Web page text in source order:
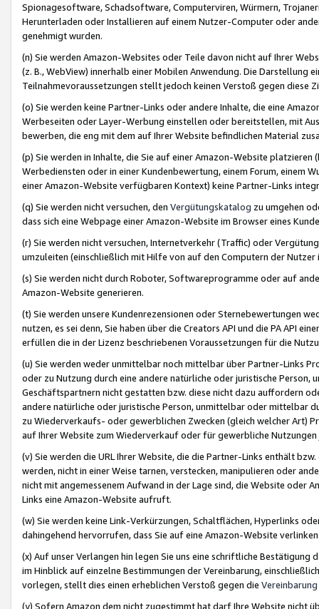
Spionagesoftware, Schadsoftware, Computerviren, Würmern,
Herunterladen oder Installieren auf einem Nutzer-Computer oder
genehmigt wurden.
(n) Sie werden Amazon-Websites oder Teile davon nicht auf Ihrer
(z. B., WebView) innerhalb einer Mobilen Anwendung. Die Darstellung
Teilnahmevoraussetzungen stellt jedoch keinen Verstoß gegen diese
(o) Sie werden keine Partner-Links oder andere Inhalte, die eine
Werbeseiten oder Layer-Werbung einstellen oder bereitstellen, mit
bewerben, die eng mit dem auf Ihrer Website befindlichen Material
(p) Sie werden in Inhalte, die Sie auf einer Amazon-Website
Werbediensten oder in einer Kundenbewertung, einem Forum, einem
einer Amazon-Website verfügbaren Kontext) keine Partner-Links
(q) Sie werden nicht versuchen, den Vergütungskatalog zu umgehen
dass sich eine Webpage einer Amazon-Website im Browser eines
(r) Sie werden nicht versuchen, Internetverkehr (Traffic) oder
umzuleiten (einschließlich mit Hilfe von auf den Computern der
(s) Sie werden nicht durch Roboter, Softwareprogramme oder auf
Amazon-Website generieren.
(t) Sie werden unsere Kundenrezensionen oder Sternebewertungen
nutzen, es sei denn, Sie haben über die Creators API und die PA API
erfüllen die in der Lizenz beschriebenen Voraussetzungen für die
(u) Sie werden weder unmittelbar noch mittelbar über Partner-Links
oder zu Nutzung durch eine andere natürliche oder juristische
Geschäftspartnern nicht gestatten bzw. diese nicht dazu auffordern
andere natürliche oder juristische Person, unmittelbar oder mittelbar
zu Wiederverkaufs- oder gewerblichen Zwecken (gleich welcher Art)
auf Ihrer Website zum Wiederverkauf oder für gewerbliche
(v) Sie werden die URL Ihrer Website, die die Partner-Links enthält
werden, nicht in einer Weise tarnen, verstecken, manipulieren oder
nicht mit angemessenem Aufwand in der Lage sind, die Website oder
Links eine Amazon-Website aufruft.
(w) Sie werden keine Link-Verkürzungen, Schaltflächen, Hyperlinks
dahingehend hervorrufen, dass Sie auf eine Amazon-Website
(x) Auf unser Verlangen hin legen Sie uns eine schriftliche
im Hinblick auf einzelne Bestimmungen der Vereinbarung,
vorlegen, stellt dies einen erheblichen Verstoß gegen die Vereinbarung
(y) Sofern Amazon dem nicht zugestimmt hat darf Ihre Website nicht